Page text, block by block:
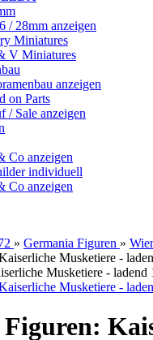
/ 28mm anzeigen
Miniatures
V Miniatures
anzeigen
on Parts
/ Sale anzeigen
Co anzeigen
individuell
Co anzeigen
» Germania Figuren »
Musketiere - ladend